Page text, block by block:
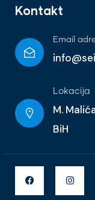
Kontakt
Email
Lokacija
M.
BiH